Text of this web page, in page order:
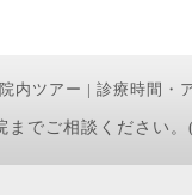
院内ツアー 診療時間・
までご相談ください